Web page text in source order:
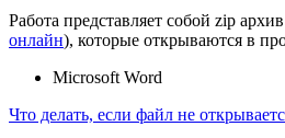
Работа представляет собой zip
онлайн), которые открываются в
Microsoft Word
Что делать, если файл не